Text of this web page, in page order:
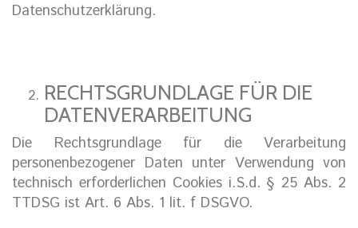
Datenschutzerklärung.
RECHTSGRUNDLAGE FÜR DIE
DATENVERARBEITUNG
Die Rechtsgrundlage für die Verarbeitung
personenbezogener Daten unter Verwendung von
technisch erforderlichen Cookies i.S.d. § 25 Abs. 2
TTDSG ist Art. 6 Abs. 1 lit. f DSGVO.